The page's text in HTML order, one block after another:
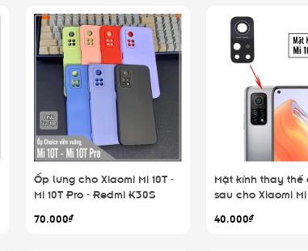
Ốp lưng cho Xiaomi Mi 10T -
Mi 10T Pro - Redmi K30S
nhung che camera
70.000₫
Mặt kính thay thế
sau cho Xiaomi Mi
40.000₫